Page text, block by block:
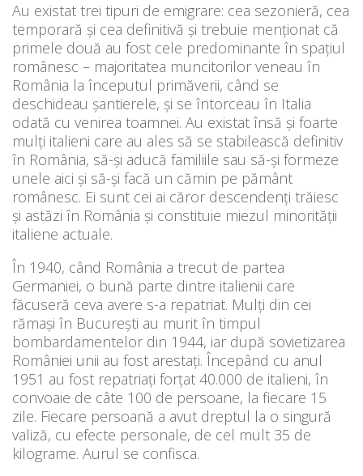
Au existat trei tipuri de emigrare: cea sezonieră, cea
temporară şi cea definitivă şi trebuie menţionat că
primele două au fost cele predominante în spaţiul
românesc – majoritatea muncitorilor veneau în
România la începutul primăverii, când se
deschideau şantierele, şi se întorceau în Italia
odată cu venirea toamnei. Au existat însă şi foarte
mulţi italieni care au ales să se stabilească definitiv
în România, să-şi aducă familiile sau să-şi formeze
unele aici şi să-şi facă un cămin pe pământ
românesc. Ei sunt cei ai căror descendenţi trăiesc
şi astăzi în România şi constituie miezul minorităţii
italiene actuale.
În 1940, când România a trecut de partea
Germaniei, o bună parte dintre italienii care
făcuseră ceva avere s-a repatriat. Mulţi din cei
rămaşi în Bucureşti au murit în timpul
bombardamentelor din 1944, iar după sovietizarea
României unii au fost arestaţi. Începând cu anul
1951 au fost repatriaţi forţat 40.000 de italieni, în
convoaie de câte 100 de persoane, la fiecare 15
zile. Fiecare persoană a avut dreptul la o singură
valiză, cu efecte personale, de cel mult 35 de
kilograme. Aurul se confisca.